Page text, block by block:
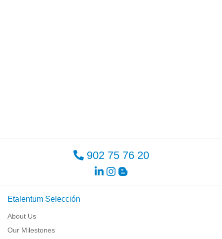
902 75 76 20
Etalentum Selección
About Us
Our Milestones